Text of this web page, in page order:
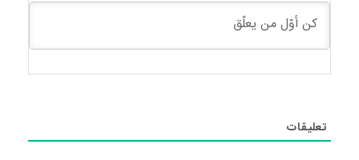
تعليقات